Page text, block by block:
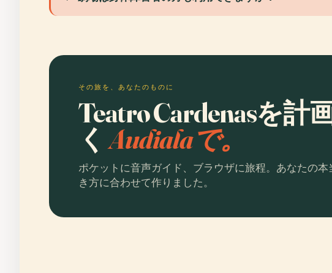
その旅を、あなたのものに
Teatro Cardenasを計
くAudialaで。
ポケットに音声ガイド、ブラウザに旅程。あなたの本
き方に合わせて作りました。